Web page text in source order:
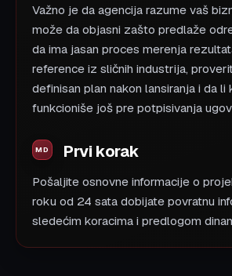
Važno je da agencija razume vaš
može da objasni zašto predlaže
da ima jasan proces merenja
reference iz sličnih industrija,
definisan plan nakon lansiranja i da li
funkcioniše još pre potpisivanja
Prvi korak
Pošaljite osnovne informacije o
roku od 24 sata dobijate povratnu
sledećim koracima i predlogom